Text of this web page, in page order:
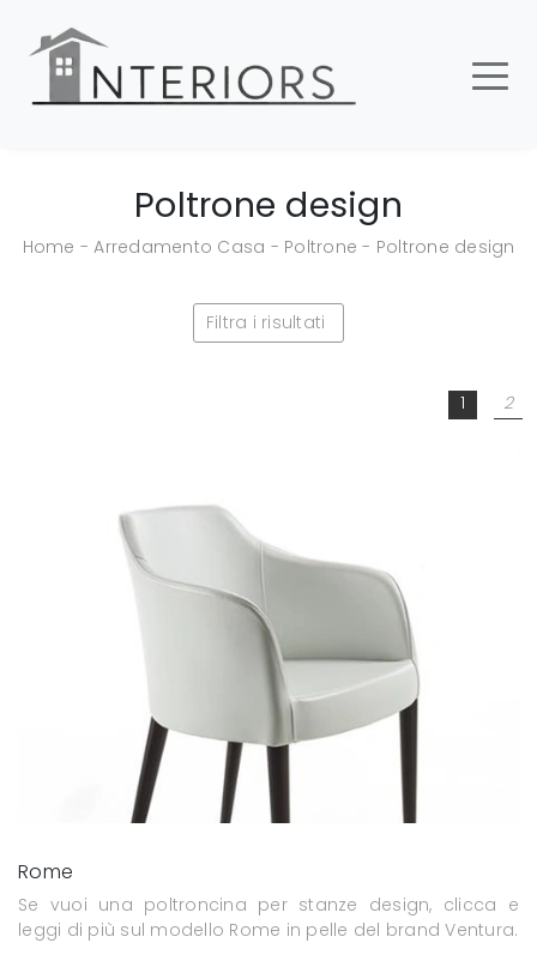
Poltrone design
Home -Arredamento Casa - Poltrone - Poltrone design
Filtra i risultati
1 2
Rome
Se vuoi una poltroncina per stanze design, clicca e
leggi di più sul modello Rome in pelle del brand Ventura.